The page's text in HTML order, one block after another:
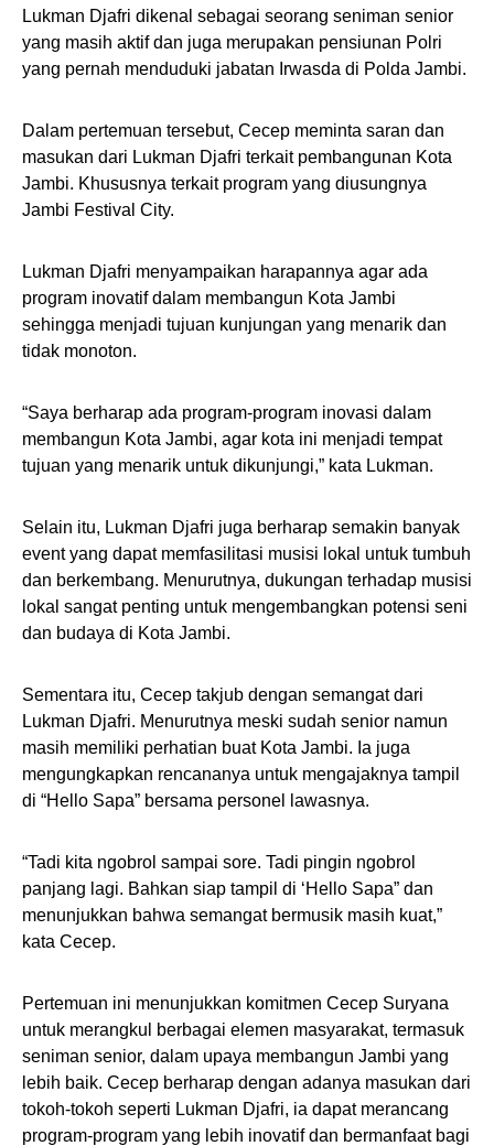
Lukman Djafri dikenal sebagai seorang seniman senior
yang masih aktif dan juga merupakan pensiunan Polri
yang pernah menduduki jabatan Irwasda di Polda Jambi.
Dalam pertemuan tersebut, Cecep meminta saran dan
masukan dari Lukman Djafri terkait pembangunan Kota
Jambi. Khususnya terkait program yang diusungnya
Jambi Festival City.
Lukman Djafri menyampaikan harapannya agar ada
program inovatif dalam membangun Kota Jambi
sehingga menjadi tujuan kunjungan yang menarik dan
tidak monoton.
“Saya berharap ada program-program inovasi dalam
membangun Kota Jambi, agar kota ini menjadi tempat
tujuan yang menarik untuk dikunjungi,” kata Lukman.
Selain itu, Lukman Djafri juga berharap semakin banyak
event yang dapat memfasilitasi musisi lokal untuk tumbuh
dan berkembang. Menurutnya, dukungan terhadap musisi
lokal sangat penting untuk mengembangkan potensi seni
dan budaya di Kota Jambi.
Sementara itu, Cecep takjub dengan semangat dari
Lukman Djafri. Menurutnya meski sudah senior namun
masih memiliki perhatian buat Kota Jambi. Ia juga
mengungkapkan rencananya untuk mengajaknya tampil
di “Hello Sapa” bersama personel lawasnya.
“Tadi kita ngobrol sampai sore. Tadi pingin ngobrol
panjang lagi. Bahkan siap tampil di ‘Hello Sapa” dan
menunjukkan bahwa semangat bermusik masih kuat,”
kata Cecep.
Pertemuan ini menunjukkan komitmen Cecep Suryana
untuk merangkul berbagai elemen masyarakat, termasuk
seniman senior, dalam upaya membangun Jambi yang
lebih baik. Cecep berharap dengan adanya masukan dari
tokoh-tokoh seperti Lukman Djafri, ia dapat merancang
program-program yang lebih inovatif dan bermanfaat bagi